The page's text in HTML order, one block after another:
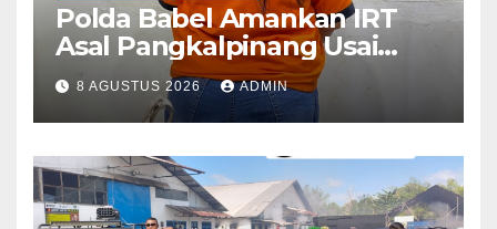
Polda Babel Amankan IRT
Asal Pangkalpinang Usai
Kedapatan Miliki Sabu
8 AGUSTUS 2026 ADMIN